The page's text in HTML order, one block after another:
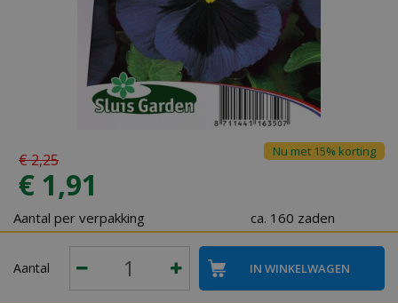
€2,25
€ 1,91
Nu met 15% korting
Aantal per verpakking ca. 160 zaden
Aantal